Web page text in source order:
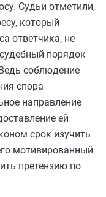
Судьи отметили,
который
ответчика, не
порядок
соблюдение
спора
направление
ей
срок изучить
мотивированный
претензию по